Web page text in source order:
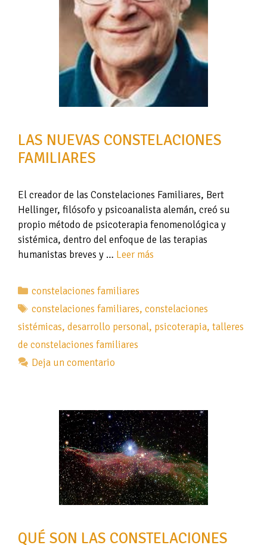
LAS NUEVAS CONSTELACIONES
FAMILIARES
El creador de las Constelaciones Familiares, Bert
Hellinger, filósofo y psicoanalista alemán, creó su
propio método de psicoterapia fenomenológica y
sistémica, dentro del enfoque de las terapias
humanistas breves y … Leer más
Categorías
constelaciones familiares
Etiquetas
constelaciones familiares,constelaciones
sistémicas, desarrollo personal, psicoterapia, talleres
de constelaciones familiares
Deja un comentario
QUÉ SON LAS CONSTELACIONES